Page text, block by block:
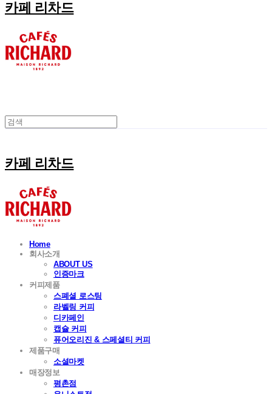
카페 리차드
카페 리차드
Home
회사소개
ABOUT US
인증마크
커피제품
스폐셜 로스팅
라벨링 커피
디카페인
캡슐 커피
퓨어오리진 & 스페셜티 커피
제품구매
소셜마켓
매장정보
평촌점